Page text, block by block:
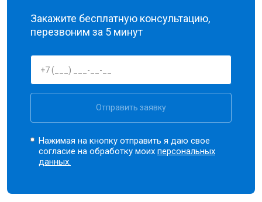
Закажите бесплатную консультацию,
перезвоним за 5 минут
Отправить заявку
Нажимая на кнопку отправить я даю свое
согласие на обработку моихперсональных
данных.